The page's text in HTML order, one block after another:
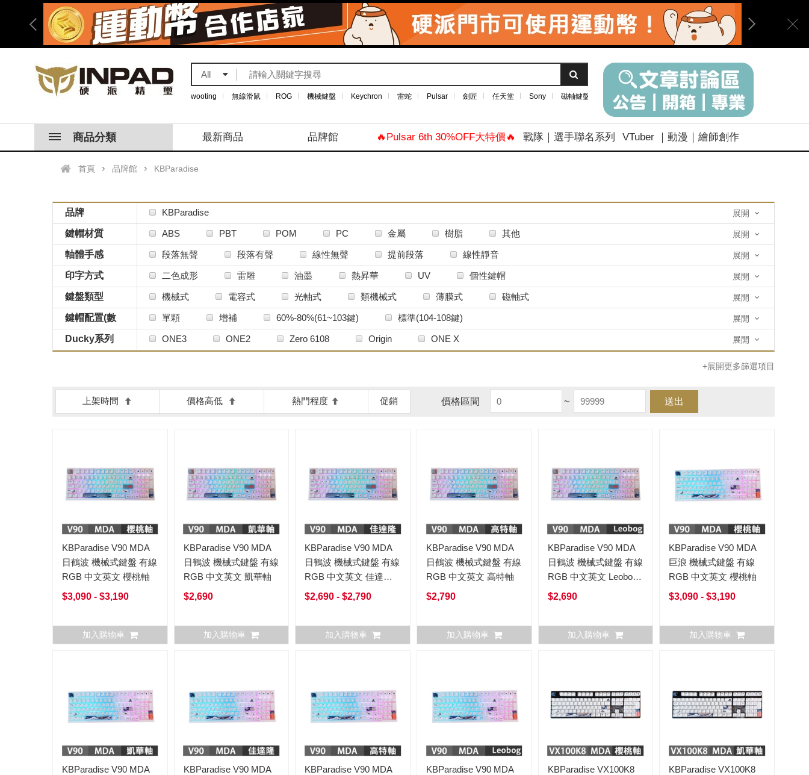
All
wooting 無線滑鼠 ROG 機械鍵盤 Keychron 雷蛇 Pulsar 劍匠 任天堂 Sony 磁軸鍵盤
商品分類 最新商品 品牌館 🔥Pulsar 6th 30%OFF大特價🔥 戰隊｜選手聯名系列 VTuber ｜動漫｜繪師創作
首頁 品牌館 KBParadise
品牌 KBParadise 展開
鍵帽材質 ABS PBT POM PC 金屬 樹脂 其他 展開
軸體手感 段落無聲 段落有聲 線性無聲 提前段落 線性靜音 展開
印字方式 二色成形 雷雕 油墨 熱昇華 UV 個性鍵帽 展開
鍵盤類型 機械式 電容式 光軸式 類機械式 薄膜式 磁軸式 展開
鍵帽配置(數
量)
單顆 增補 60%-80%(61~103鍵) 標準(104-108鍵) 展開
Ducky系列 ONE3 ONE2 Zero 6108 Origin ONE X 展開
+展開更多篩選項目
上架時間 價格高低 熱門程度 促銷 價格區間 ~ 送出
KBParadise V90 MDA
日鶴波 機械式鍵盤 有線
RGB 中文英文 櫻桃軸
$3,090 - $3,190
加入購物車
KBParadise V90 MDA
日鶴波 機械式鍵盤 有線
RGB 中文英文 凱華軸
$2,690
加入購物車
KBParadise V90 MDA
日鶴波 機械式鍵盤 有線
RGB 中文英文 佳達隆
軸
$2,690 - $2,790
加入購物車
KBParadise V90 MDA
日鶴波 機械式鍵盤 有線
RGB 中文英文 高特軸
$2,790
加入購物車
KBParadise V90 MDA
日鶴波 機械式鍵盤 有線
RGB 中文英文 Leobog
軸
$2,690
加入購物車
KBParadise V90 MDA
巨浪 機械式鍵盤 有線
RGB 中文英文 櫻桃軸
$3,090 - $3,190
加入購物車
KBParadise V90 MDA
KBParadise V90 MDA
KBParadise V90 MDA
KBParadise V90 MDA
KBParadise VX100K8
KBParadise VX100K8